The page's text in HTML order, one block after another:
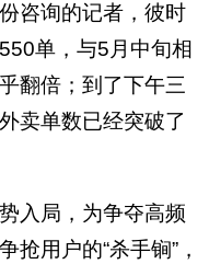
咨询的记者，彼时
单，与5月中旬相
翻倍；到了下午三
卖单数已经突破了
入局，为争夺高频
抢用户的“杀手锏”，